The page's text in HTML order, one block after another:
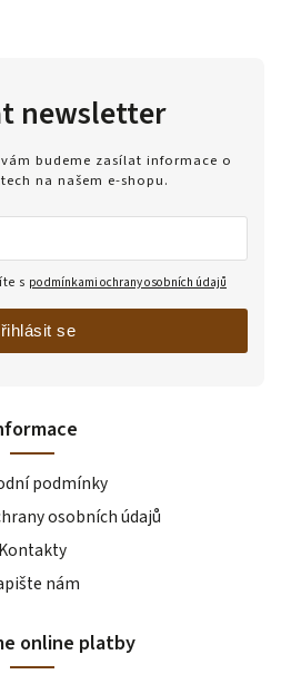
podmínky
osobních údajů
Kontakty
nám
online platby
newsletter
budeme zasílat informace o
na našem e-shopu.
s podmínkami ochrany osobních údajů
se